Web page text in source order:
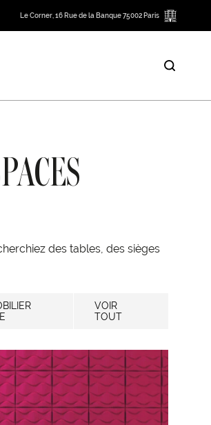
Le Corner, 16 Rue de la Banque 75002 Paris
des tables, des sièges
VOIR
TOUT